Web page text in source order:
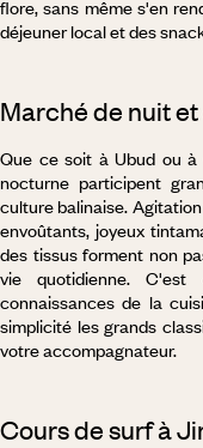
flore, sans même s'en
déjeuner local et des
Marché de nuit
Que ce soit à Ubud ou à
nocturne participent
culture balinaise.
envoûtants, joyeux
des tissus forment non
vie quotidienne. C'est
connaissances de la
simplicité les grands
votre accompagnateur.
Cours de surf à